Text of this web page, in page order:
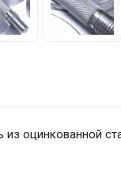
из оцинкованной